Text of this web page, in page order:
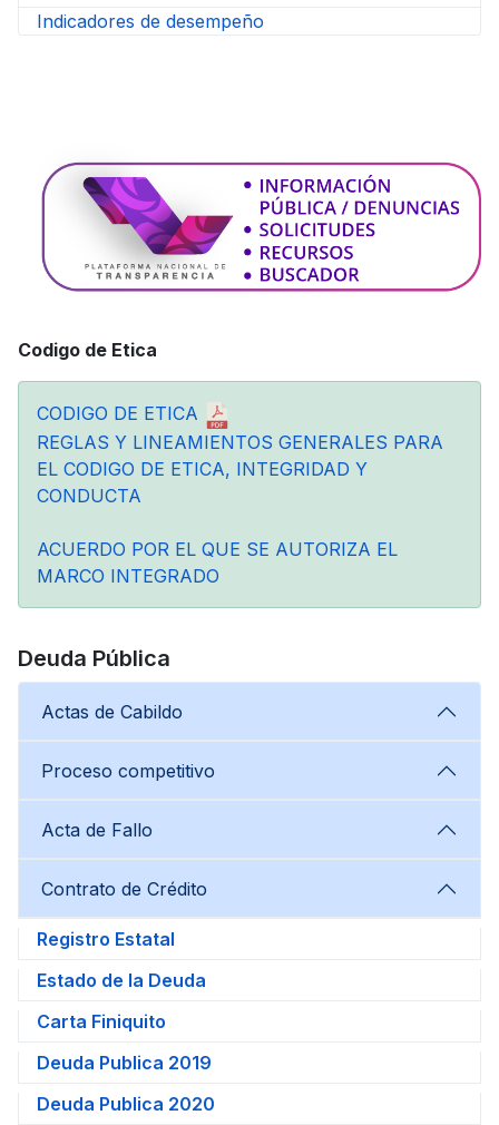
Indicadores de desempeño
Codigo de Etica
CODIGO DE ETICA
REGLAS Y LINEAMIENTOS GENERALES PARA
EL CODIGO DE ETICA, INTEGRIDAD Y
CONDUCTA
ACUERDO POR EL QUE SE AUTORIZA EL
MARCO INTEGRADO
Deuda Pública
Actas de Cabildo
Proceso competitivo
Acta de Fallo
Contrato de Crédito
Registro Estatal
Estado de la Deuda
Carta Finiquito
Deuda Publica 2019
Deuda Publica 2020